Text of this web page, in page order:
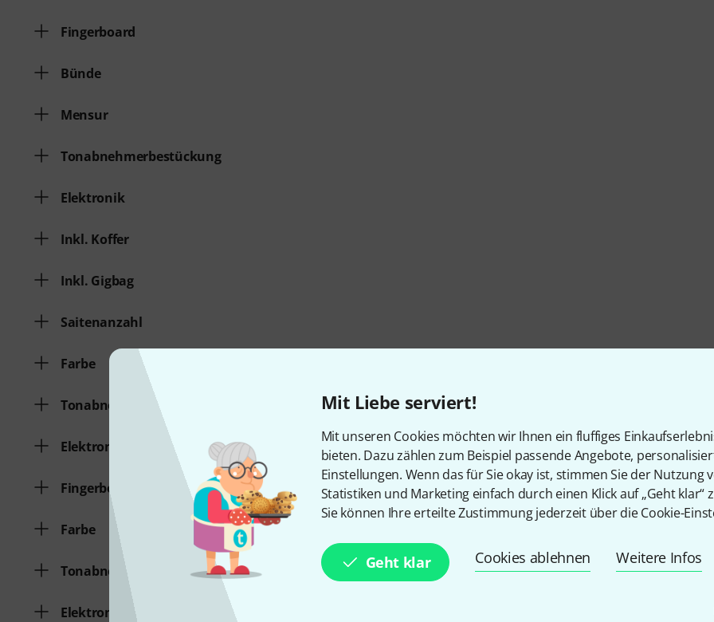
Mit Liebe serviert!
Mit unseren Cookies möchten wir Ihnen ein fluffiges
bieten. Dazu zählen zum Beispiel passende Angebote,
Einstellungen. Wenn das für Sie okay ist, stimmen Sie der Nutzung
Statistiken und Marketing einfach durch einen Klick auf „Geht klar“
Sie können Ihre erteilte Zustimmung jederzeit über die Cookie-
Geht klar Cookies ablehnen Weitere Infos
Fingerboard
Bünde
Mensur
Tonabnehmerbestückung
Elektronik
Inkl. Koffer
Inkl. Gigbag
Saitenanzahl
Farbe
Tonabnehmerbestückung
Elektronik
Fingerboard
Farbe
Tonabnehmerbestückung
Elektronik